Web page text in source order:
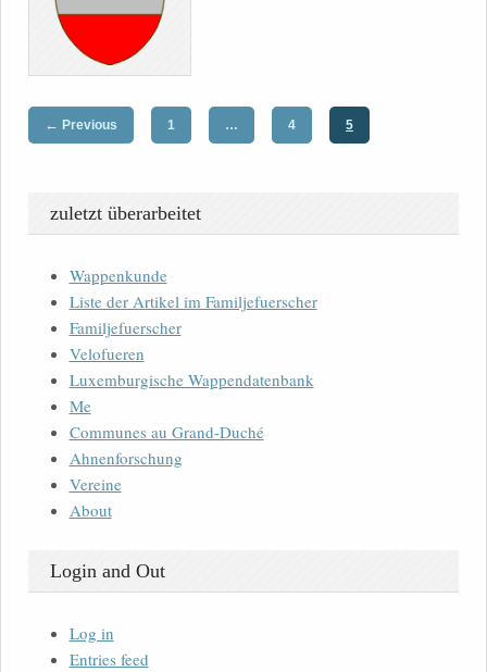
← Previous 1 … 4 5
zuletzt überarbeitet
Wappenkunde
Liste der Artikel im Familjefuerscher
Familjefuerscher
Velofueren
Luxemburgische Wappendatenbank
Me
Communes au Grand-Duché
Ahnenforschung
Vereine
About
Login and Out
Log in
Entries feed